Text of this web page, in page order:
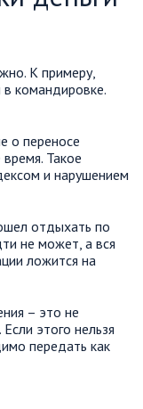
К примеру,
командировке.
о переносе
Такое
и нарушением
отдыхать по
не может, а вся
ложится на
– это не
этого нельзя
передать как